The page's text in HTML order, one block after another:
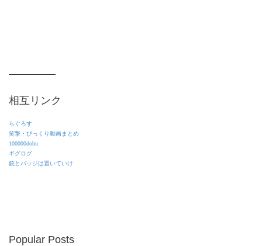
相互リンク
らぐろす
笑撃・びっくり動画まとめ
100000dobu
ギグログ
銃とバッジは置いていけ
Popular Posts